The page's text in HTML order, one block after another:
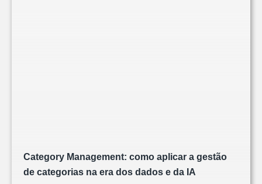
Category Management: como aplicar a gestão
de categorias na era dos dados e da IA